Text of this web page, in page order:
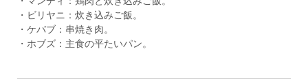
・ビリヤニ：炊き込みご飯。
・ケバブ：串焼き肉。
・ホブズ：主食の平たいパン。